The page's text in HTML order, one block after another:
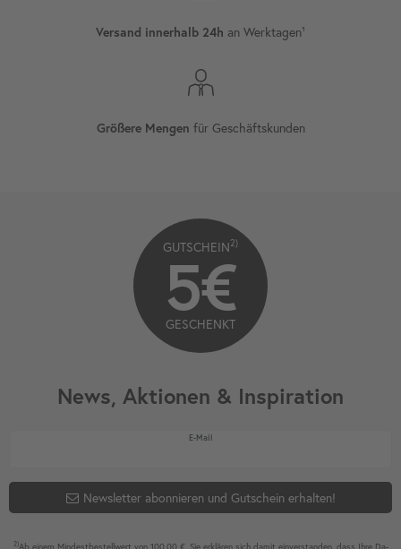
Versand innerhalb 24h an Werktagen¹
Größere Mengen für Geschäftskunden
News, Aktionen & Inspiration
E-MailNewsletter Honig
Newsletter abonnieren und Gutschein erhalten!
2)
GUTSCHEIN2)
5€
GESCHENKT